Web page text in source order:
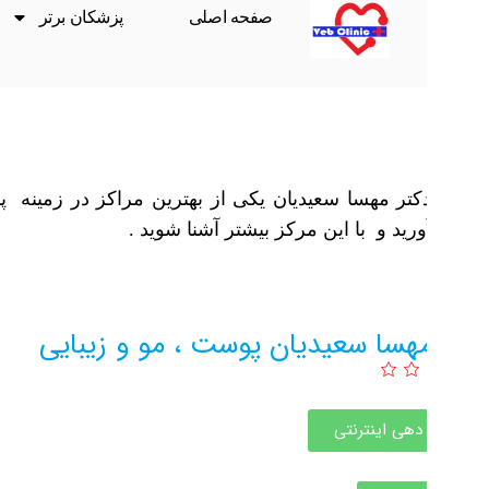
صفحه اصلی پزشکان برتر
دکتر مهسا سعیدیان یکی از بهترین مراکز در زمینه
و با این مرکز بیشتر آشنا شوید .
سعیدیان پوست ، مو و زیبایی
اینترنتی